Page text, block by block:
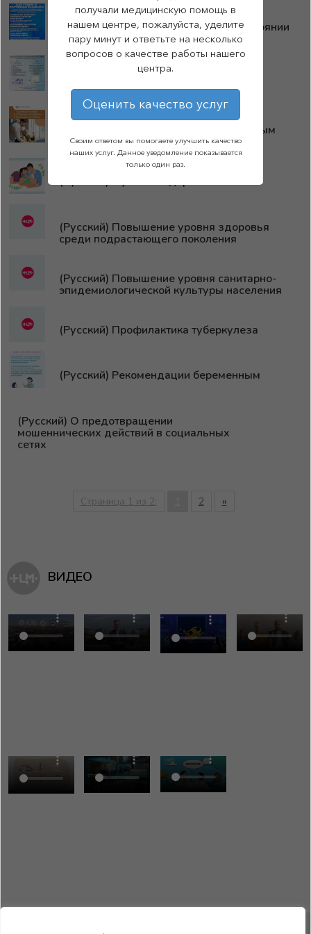
(Русский) Памятка: “Как узнать о состоянии
пациента?”
(Русский) Памятка: “Как узнать о
пациенте?”
(Русский) Памятка по уходу за пожилым
человеком
(Русский) Мужское здоровье
(Русский) Повышение уровня здоровья
среди подрастающего поколения
(Русский) Повышение уровня санитарно-
эпидемиологической культуры населения
(Русский) Профилактика туберкулеза
(Русский) Рекомендации беременным
(Русский) О предотвращении
мошеннических действий в социальных
сетях
Страница 1 из 2: 2 »
ВИДЕО
получали медицинскую помощь в
нашем центре, пожалуйста, уделите
пару минут и ответьте на несколько
вопросов о качестве работы нашего
центра.
Оценить качество услуг
Своим ответом вы помогаете улучшить качество
наших услуг. Данное уведомление показывается
только один раз.